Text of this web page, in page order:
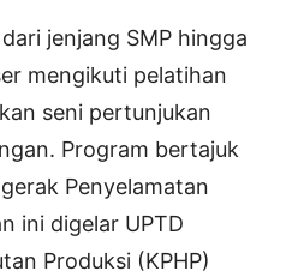
jenjang SMP hingga
mengikuti pelatihan
seni pertunjukan
Program bertajuk
Penyelamatan
ini digelar UPTD
Produksi (KPHP)